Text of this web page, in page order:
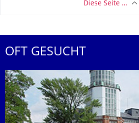
Diese Seite …
OFT GESUCHT